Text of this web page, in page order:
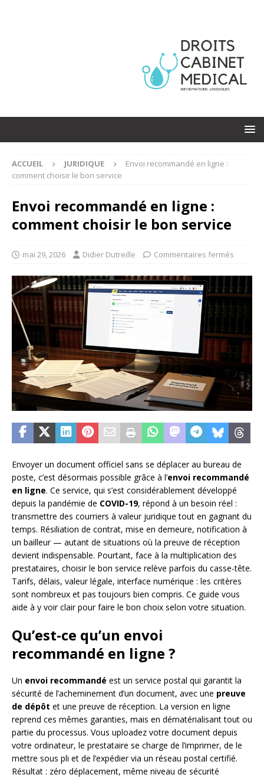
ACCUEIL JURIDIQUE
Envoi recommandé en ligne :
comment choisir le bon service
Envoi recommandé en ligne :
comment choisir le bon service
mai 29, 2026 Didier Dutreille Commentaires fermés
Envoyer un document officiel sans se déplacer au bureau de
poste, c’est désormais possible grâce à l’envoi recommandé
en ligne. Ce service, qui s’est considérablement développé
depuis la pandémie de COVID-19, répond à un besoin réel :
transmettre des courriers à valeur juridique tout en gagnant du
temps. Résiliation de contrat, mise en demeure, notification à
un bailleur — autant de situations où la preuve de réception
devient indispensable. Pourtant, face à la multiplication des
prestataires, choisir le bon service relève parfois du casse-tête.
Tarifs, délais, valeur légale, interface numérique : les critères
sont nombreux et pas toujours bien compris. Ce guide vous
aide à y voir clair pour faire le bon choix selon votre situation.
Qu’est-ce qu’un envoi
recommandé en ligne ?
Un envoi recommandé est un service postal qui garantit la
sécurité de l’acheminement d’un document, avec une preuve
de dépôt et une preuve de réception. La version en ligne
reprend ces mêmes garanties, mais en dématérialisant tout ou
partie du processus. Vous uploadez votre document depuis
votre ordinateur, le prestataire se charge de l’imprimer, de le
mettre sous pli et de l’expédier via un réseau postal certifié.
Résultat : zéro déplacement, même niveau de sécurité